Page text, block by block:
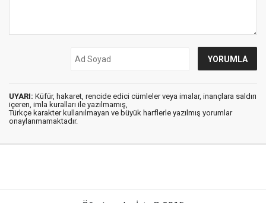
UYARI: Küfür, hakaret, rencide edici cümleler veya imalar, inançlara saldırı
içeren, imla kuralları ile yazılmamış,
Türkçe karakter kullanılmayan ve büyük harflerle yazılmış yorumlar
onaylanmamaktadır.